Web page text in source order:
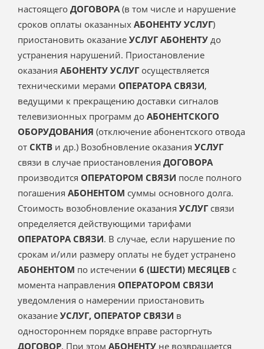
настоящего ДОГОВОРА(в том числе и нарушение
сроков оплаты оказанных АБОНЕНТУ УСЛУГ)
приостановить оказание УСЛУГ АБОНЕНТУ до
устранения нарушений. Приостановление
оказания АБОНЕНТУ УСЛУГ осуществляется
техническими мерами ОПЕРАТОРА СВЯЗИ,
ведущими к прекращению доставки сигналов
телевизионных программ до АБОНЕНТСКОГО
ОБОРУДОВАНИЯ (отключение абонентского отвода
от СКТВ и др.) Возобновление оказания УСЛУГ
связи в случае приостановления ДОГОВОРА
производится ОПЕРАТОРОМ СВЯЗИ после полного
погашения АБОНЕНТОМ суммы основного долга.
Стоимость возобновление оказания УСЛУГ связи
определяется действующими тарифами
ОПЕРАТОРА СВЯЗИ. В случае, если нарушение по
срокам и/или размеру оплаты не будет устранено
АБОНЕНТОМ по истечении 6 (ШЕСТИ) МЕСЯЦЕВ с
момента направления ОПЕРАТОРОМ СВЯЗИ
уведомления о намерении приостановить
оказание УСЛУГ, ОПЕРАТОР СВЯЗИ в
одностороннем порядке вправе расторгнуть
ДОГОВОР. При этом АБОНЕНТУ не возвращается